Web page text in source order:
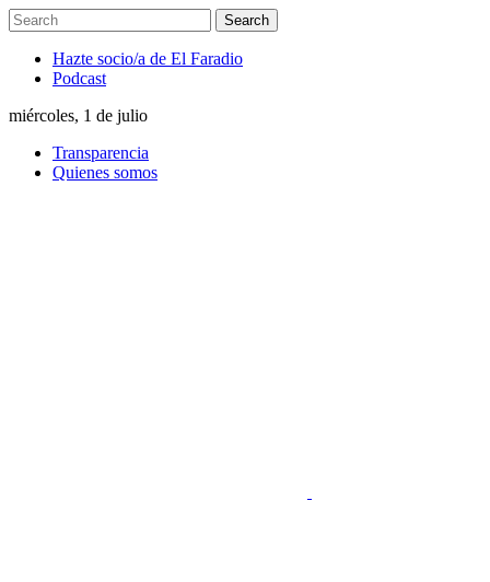
Hazte socio/a de El Faradio
Podcast
miércoles, 1 de julio
Transparencia
Quienes somos